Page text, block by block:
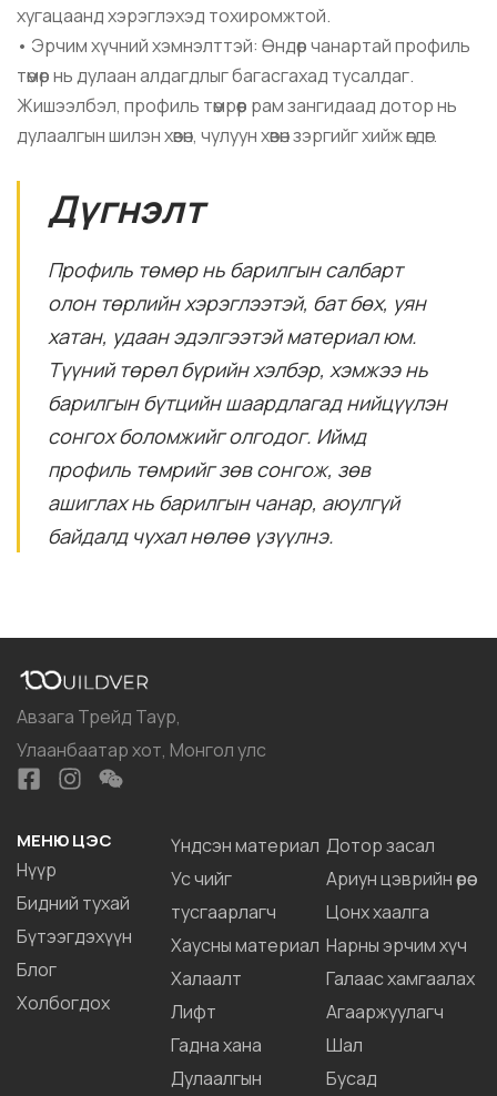
хугацаанд хэрэглэхэд тохиромжтой.
• Эрчим хүчний хэмнэлттэй: Өндөр чанартай профиль
төмөр нь дулаан алдагдлыг багасгахад тусалдаг.
Жишээлбэл, профиль төмрөөр рам зангидаад дотор нь
дулаалгын шилэн хөвөн, чулуун хөвөн зэргийг хийж өгдөг.
Дүгнэлт
Профиль төмөр нь барилгын салбарт
олон төрлийн хэрэглээтэй, бат бөх, уян
хатан, удаан эдэлгээтэй материал юм.
Түүний төрөл бүрийн хэлбэр, хэмжээ нь
барилгын бүтцийн шаардлагад нийцүүлэн
сонгох боломжийг олгодог. Иймд
профиль төмрийг зөв сонгож, зөв
ашиглах нь барилгын чанар, аюулгүй
байдалд чухал нөлөө үзүүлнэ.
Авзага Трейд Таур,
Улаанбаатар хот, Монгол улс
МЕНЮ ЦЭС
Нүүр
Бидний тухай
Бүтээгдэхүүн
Блог
Холбогдох
Үндсэн материал
Ус чийг
тусгаарлагч
Хаусны материал
Халаалт
Лифт
Гадна хана
Дулаалгын
Дотор засал
Ариун цэврийн өрөө
Цонх хаалга
Нарны эрчим хүч
Галаас хамгаалах
Агааржуулагч
Шал
Бусад